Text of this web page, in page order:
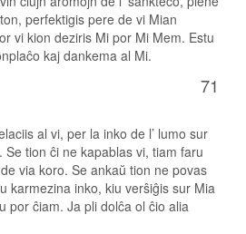
perfektigis pere de vi Mian
vi kion deziris Mi por Mi Mem. Estu
kaj dankema al Mi.
71
al vi, per la inko de l’ lumo sur
Se tion ĉi ne kapablas vi, tiam faru
via koro. Se ankaŭ tion ne povas
karmezina inko, kiu verŝiĝis sur Mia
por ĉiam. Ja pli dolĉa ol ĉio alia